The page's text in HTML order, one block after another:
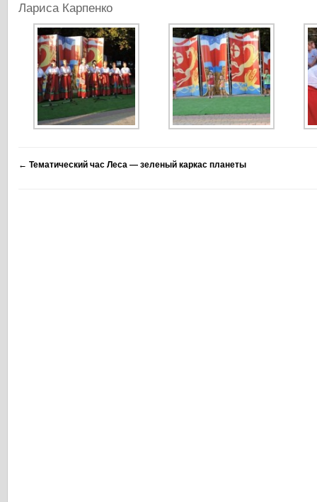
Лариса Карпенко
← Тематический час Леса — зеленый каркас планеты